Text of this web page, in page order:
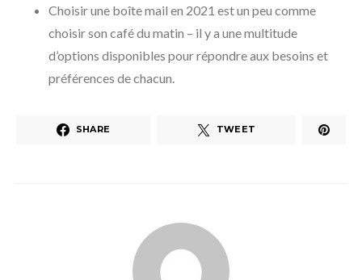
Choisir une boîte mail en 2021 est un peu comme
choisir son café du matin – il y a une multitude
d’options disponibles pour répondre aux besoins et
préférences de chacun.
SHARE TWEET